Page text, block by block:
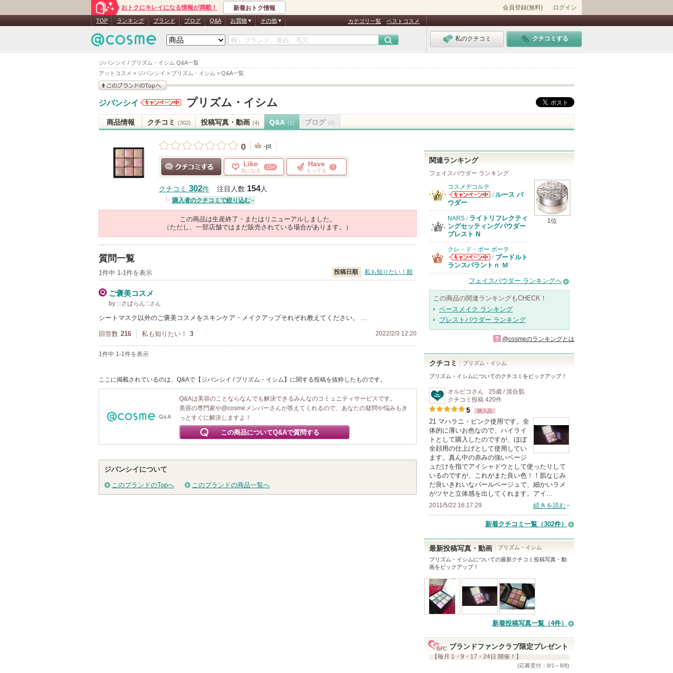
ジバンシイ / プリズム・イシム Q&A一覧
アットコスメ > ジバンシイ > プリズム・イシム > Q&A一覧
おトクにキレイになる情報が満載！ 新着おトク情報 会員登録(無料) ログイン
TOP ランキング ブランド ブログ Q&A お買物 その他 カテゴリ一覧 ベストコスメ
私のクチコミ クチコミする
ジバンシイ
からのお知
らせがあり
プリズム・イシム
商品情報 クチコミ (302) 投稿写真・動画 (4) Q&A (1) ブログ (0)
0 -pt
Like
気になる
154 Have
もってる
7
クチコミ 302件 注目人数 154人
購入者のクチコミで絞り込む
この商品は生産終了・またはリニューアルしました。
（ただし、一部店舗ではまだ販売されている場合があります。）
質問一覧
1件中 1-1件を表示 投稿日順 私も知りたい！順
ご褒美コスメ
by :::さばらん:::さん
シートマスク以外のご褒美コスメをスキンケア・メイクアップそれぞれ教えてください。 …
回答数 216 私も知りたい！ 3 2022/2/3 12:20
1件中 1-1件を表示
ここに掲載されているのは、Q&Aで【ジバンシイ / プリズム・イシム】に関する投稿を抜粋したものです。
Q&Aは美容のことならなんでも解決できるみんなのコミュニティサービスです。
美容の専門家や@cosmeメンバーさんが答えてくれるので、あなたの疑問や悩みもき
っとすぐに解決しますよ！
この商品についてQ&Aで質問する
ジバンシイについて
このブランドのTopへ このブランドの商品一覧へ
関連ランキング
フェイスパウダー ランキング
1位
コスメデコルテ
コスメデコルテ
からのお知らせ
があります
/ ルース パ
ウダー
NARS / ライトリフレクティ
ングセッティングパウダー
プレスト N
クレ・ド・ポー ボーテ
クレ・ド・ポー
ボーテからのお
知らせがありま
/ プードルト
ランスパラントｎ Ｍ
フェイスパウダー ランキングへ
この商品の関連ランキングもCHECK！
ベースメイク ランキング
プレストパウダー ランキング
? @cosmeのランキングとは
クチコミ プリズム・イシム
プリズム・イシムについてのクチコミをピックアップ！
オルピコ さん
25歳 / 混合肌
クチコミ投稿 420件
5 購入品
21 マハラニ・ピンク使用です。全
体的に薄いお色なので、ハイライ
トとして購入したのですが、ほぼ
全顔用の仕上げとして使用してい
ます。真ん中の赤みの強いベージ
ュだけを指でアイシャドウとして使ったりして
いるのですが、これがまた良い色！！肌なじみ
だ良いきれいなパールベージュで、細かいラメ
がツヤと立体感を出してくれます。アイ…
2011/5/22 16:17:29 続きを読む
新着クチコミ一覧 （302件）
最新投稿写真・動画
プリズム・イシム
プリズム・イシムについての最新クチコミ投稿写真・動
画をピックアップ！
新着投稿写真一覧（4件）
ブランドファンクラブ限定プレゼント
【毎月 1・9・17・24日 開催！】
(応募受付：8/1～8/8)